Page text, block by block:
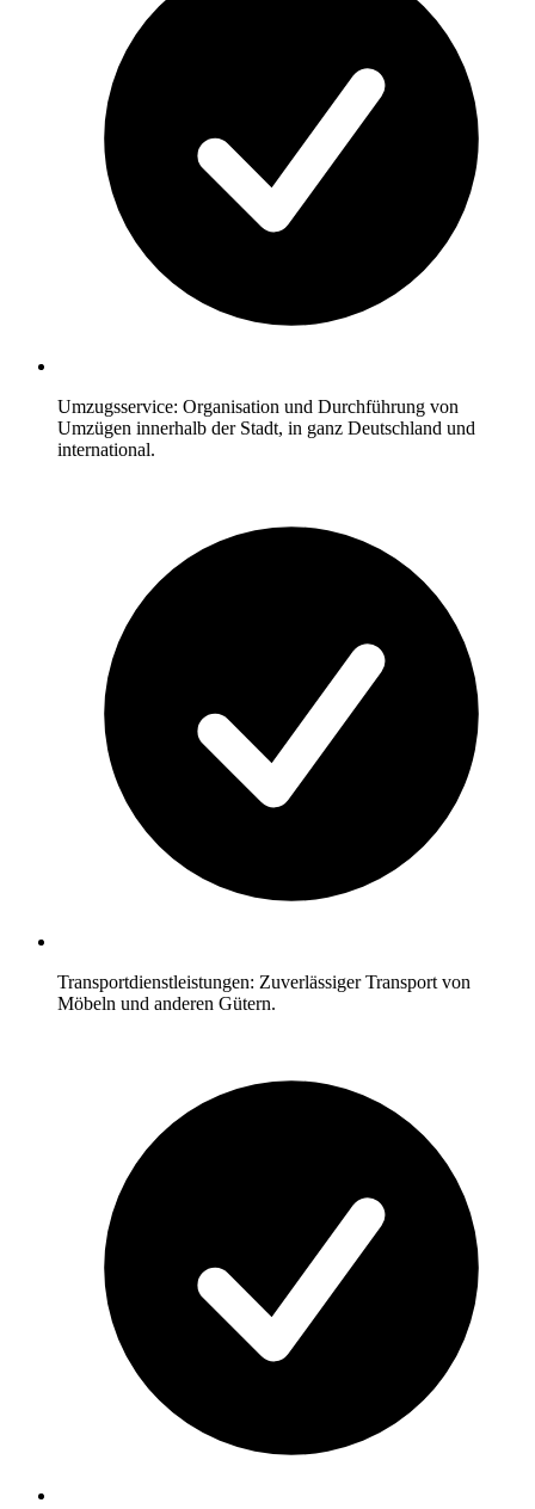
Umzugsservice: Organisation und Durchführung von
Umzügen innerhalb der Stadt, in ganz Deutschland und
international.
Transportdienstleistungen: Zuverlässiger Transport von
Möbeln und anderen Gütern.